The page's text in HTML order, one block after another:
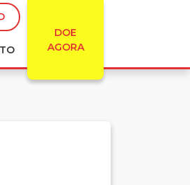
DOE
AGORA